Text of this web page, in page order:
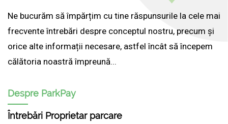
Ne bucurăm să împărțim cu tine răspunsurile la cele mai
frecvente întrebări despre conceptul nostru, precum și
orice alte informații necesare, astfel încât să începem
călătoria noastră împreună...
Despre ParkPay
Întrebări Proprietar parcare